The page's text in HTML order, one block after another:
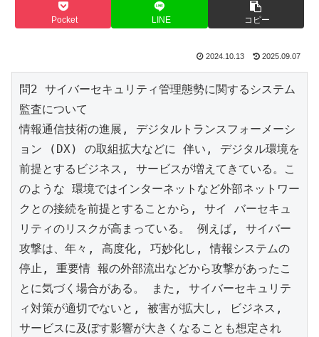
Pocket LINE コピー
2024.10.13 2025.09.07
問2 サイバーセキュリティ管理態勢に関するシステム
監査について
情報通信技術の進展, デジタルトランスフォーメーシ
ョン (DX) の取組拡大などに 伴い, デジタル環境を
前提とするビジネス, サービスが増えてきている。こ
のような 環境ではインターネットなど外部ネットワー
クとの接続を前提とすることから, サイ バーセキュ
リティのリスクが高まっている。 例えば, サイバー
攻撃は、年々, 高度化, 巧妙化し, 情報システムの
停止, 重要情 報の外部流出などから攻撃があったこ
とに気づく場合がある。 また, サイバーセキュリテ
ィ対策が適切でないと, 被害が拡大し, ビジネス,
サービスに及ぼす影響が大きくなることも想定され